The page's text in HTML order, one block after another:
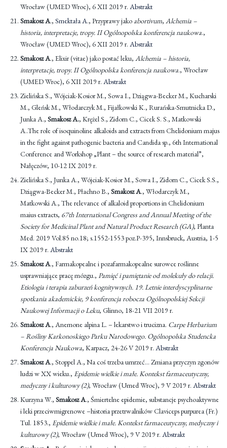
Wrocław (UMED Wroc), 6 XII 2019 r. Abstrakt
Smakosz A., Smektała A., Przyprawy jakoabortivum, Alchemia –
historia, interpretacje, tropy. II Ogólnopolska konferencja naukowa.,
Wrocław (UMED Wroc), 6 XII 2019 r. Abstrakt
Smakosz A., Elixir (vitae) jako postać leku, Alchemia – historia,
interpretacje, tropy. II Ogólnopolska konferencja naukowa., Wrocław
(UMED Wroc), 6 XII 2019 r. Abstrakt
Zielińska S., Wójciak-Kosior M., Sowa I., Dziągwa-Becker M., Kucharski
M., Gleńsk M., Włodarczyk M., Fijałkowski K., Rurańska-Smutnicka D.,
Junka A., SmakoszA., Krężel S., Zidorn C., Cicek S. S., Matkowski
A..The role of isoquinoline alkaloids and extracts from Chelidonium majus
in the fight against pathogenic bacteria and Candida sp., 6th International
Conference and Workshop „Plant – the source of research material”,
Nałęczów, 10-12 IX 2019 r.
Zielińska S., Junka A., Wójciak-Kosior M., Sowa I., Zidorn C., Cicek S.S.,
Dziągwa-Becker M., Płachno B., Smakosz A., Włodarczyk M.,
Matkowski A., The relevance of alkaloid proportions in Chelidonium
maius extracts, 67th International Congress and Annual Meeting of the
Society for Medicinal Plant and Natural Product Research (GA), Planta
Med. 2019 Vol.85 no.18; s.1552-1553 poz.P-395, Innsbruck, Austria, 1-5
IX 2019 r. Abstrakt
Smakosz A., Farmakopealne i pozafarmakopealne surowce roślinne
usprawniające pracę mózgu., Pamięć i pamiętanie od molekuły do relacji.
Etiologia i terapia zaburzeń kognitywnych. 19. Letnie interdyscyplinarne
spotkania akademickie, 9 konferencja robocza Ogólnopolskiej Sekcji
Naukowej Informacji o Leku, Glinno, 18-21 VII 2019 r.
Smakosz A., Anemone alpina L. – lekarstwo i trucizna. Carpe Herbarium
– Rośliny Karkonoskiego Parku Narodowego. Ogólnopolska Studencka
Konferencja Naukowa, Karpacz, 24-26 V 2019 r. Abstrakt
Smakosz A., Stoppel A., Na coś trzeba umrzeć… Zmiana przyczyn zgonów
ludzi w XX wieku., Epidemie wielkie i małe. Kontekst farmaceutyczny,
medyczny i kulturowy (2), Wrocław (Umed Wroc), 9 V 2019 r. Abstrakt
Kurzyna W., Smakosz A., Śmiertelne epidemie, substancje psychoaktywne
i leki przeciwmigrenowe –historia przetrwalników Claviceps purpurea (Fr.)
Tul. 1853., Epidemie wielkie i małe. Kontekst farmaceutyczny, medyczny i
kulturowy (2), Wrocław (Umed Wroc), 9 V 2019 r. Abstrakt